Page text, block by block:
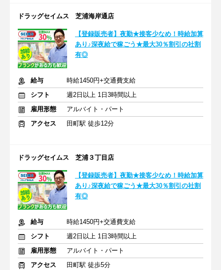
ドラッグセイムス 芝浦海岸通店
【登録販売者】夜勤★接客少なめ！時給加算
あり♪深夜給で稼ごう★最大30％割引の社割
有◎
給与
時給1450円+交通費支給
シフト
週2日以上 1日3時間以上
雇用形態
アルバイト・パート
アクセス
田町駅 徒歩12分
ドラッグセイムス 芝浦３丁目店
【登録販売者】夜勤★接客少なめ！時給加算
あり♪深夜給で稼ごう★最大30％割引の社割
有◎
給与
時給1450円+交通費支給
シフト
週2日以上 1日3時間以上
雇用形態
アルバイト・パート
アクセス
田町駅 徒歩5分